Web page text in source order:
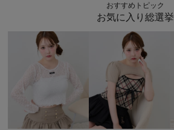
おすすめトピック
お気に入り総選挙